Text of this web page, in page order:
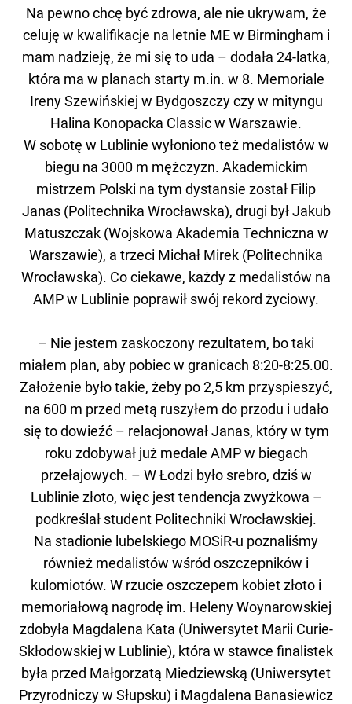
Na pewno chcę być zdrowa, ale nie ukrywam, że
celuję w kwalifikacje na letnie ME w Birmingham i
mam nadzieję, że mi się to uda – dodała 24-latka,
która ma w planach starty m.in. w 8. Memoriale
Ireny Szewińskiej w Bydgoszczy czy w mityngu
Halina Konopacka Classic w Warszawie.
W sobotę w Lublinie wyłoniono też medalistów w
biegu na 3000 m mężczyzn. Akademickim
mistrzem Polski na tym dystansie został Filip
Janas (Politechnika Wrocławska), drugi był Jakub
Matuszczak (Wojskowa Akademia Techniczna w
Warszawie), a trzeci Michał Mirek (Politechnika
Wrocławska). Co ciekawe, każdy z medalistów na
AMP w Lublinie poprawił swój rekord życiowy.
– Nie jestem zaskoczony rezultatem, bo taki
miałem plan, aby pobiec w granicach 8:20-8:25.00.
Założenie było takie, żeby po 2,5 km przyspieszyć,
na 600 m przed metą ruszyłem do przodu i udało
się to dowieźć – relacjonował Janas, który w tym
roku zdobywał już medale AMP w biegach
przełajowych. – W Łodzi było srebro, dziś w
Lublinie złoto, więc jest tendencja zwyżkowa –
podkreślał student Politechniki Wrocławskiej.
Na stadionie lubelskiego MOSiR-u poznaliśmy
również medalistów wśród oszczepników i
kulomiotów. W rzucie oszczepem kobiet złoto i
memoriałową nagrodę im. Heleny Woynarowskiej
zdobyła Magdalena Kata (Uniwersytet Marii Curie-
Skłodowskiej w Lublinie), która w stawce finalistek
była przed Małgorzatą Miedziewską (Uniwersytet
Przyrodniczy w Słupsku) i Magdalena Banasiewicz